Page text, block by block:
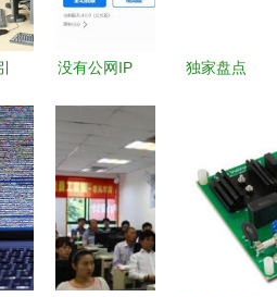
没有公网IP
接家里电
脑？网络工
程师教用
ToDesk就
解决
独家盘点
布局新五板
的五大派系